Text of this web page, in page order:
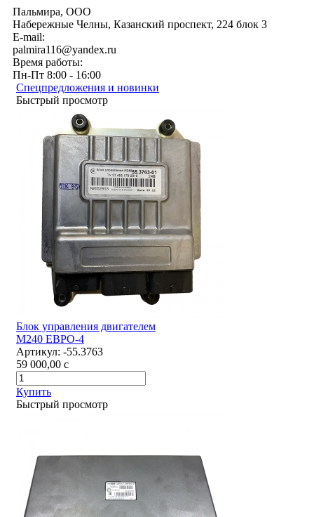
Пальмира, ООО
Набережные Челны, Казанский проспект, 224 блок 3
E-mail:
palmira116@yandex.ru
Время работы:
Пн-Пт 8:00 - 16:00
Спецпредложения и новинки
Быстрый просмотр
Блок управления двигателем
М240 ЕВРО-4
Артикул: -55.3763
59 000,00 c
Купить
Быстрый просмотр